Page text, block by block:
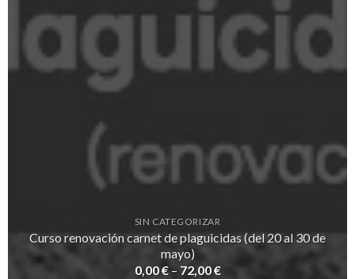
SIN CATEGORIZAR
Curso renovación carnet de plaguicidas (del 20 al 30 de
mayo)
0,00€– 72,00€